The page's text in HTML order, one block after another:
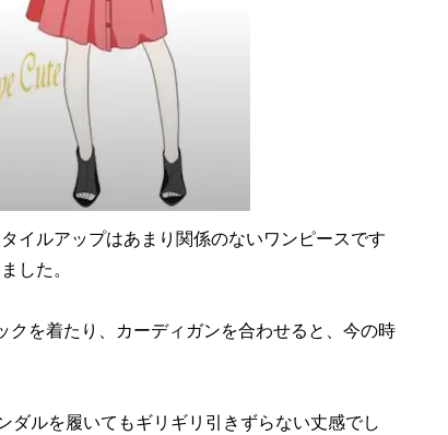
イルアップはあまり関係のないワンピースです
した。
を着たり、カーディガンを合わせると、今の時
ダルを履いてもギリギリ引きずらない丈感でし